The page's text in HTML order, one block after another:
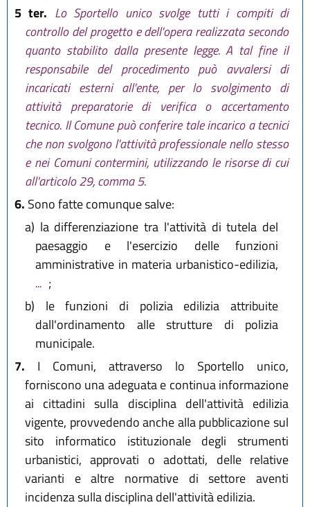
5 ter. Lo Sportello unico svolge tutti i compiti di
controllo del progetto e dell'opera realizzata secondo
quanto stabilito dalla presente legge. A tal fine il
responsabile del procedimento può avvalersi di
incaricati esterni all'ente, per lo svolgimento di
attività preparatorie di verifica o accertamento
tecnico. Il Comune può conferire tale incarico a tecnici
che non svolgono l'attività professionale nello stesso
e nei Comuni contermini, utilizzando le risorse di cui
all'articolo 29, comma 5.
6. Sono fatte comunque salve:
a) la differenziazione tra l'attività di tutela del
paesaggio e l'esercizio delle funzioni
amministrative in materia urbanistico-edilizia,
... ;
b) le funzioni di polizia edilizia attribuite
dall'ordinamento alle strutture di polizia
municipale.
7. I Comuni, attraverso lo Sportello unico,
forniscono una adeguata e continua informazione
ai cittadini sulla disciplina dell'attività edilizia
vigente, provvedendo anche alla pubblicazione sul
sito informatico istituzionale degli strumenti
urbanistici, approvati o adottati, delle relative
varianti e altre normative di settore aventi
incidenza sulla disciplina dell'attività edilizia.